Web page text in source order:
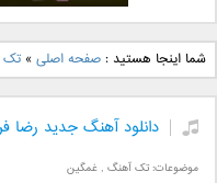
دانلود آهنگ جدید
بانی بنام قرص قمر 2 شما اینجا هستید :صفحه اصلی »تک
دانلود آهنگ جدید رضا
موضوعات:تک آهنگ ,غمگین